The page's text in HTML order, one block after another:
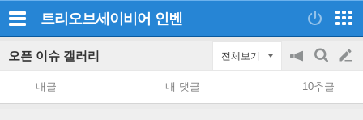
트리오브세이비어 인벤
오픈 이슈 갤러리 전체보기
공
지
on/off
검
색
글
쓰
내글 내 댓글 10추글